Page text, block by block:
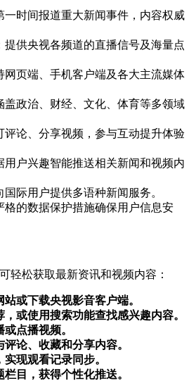
一时间报道重大新闻事件，内容权威
提供央视各频道的直播信号及海量点
网页端、手机客户端及各大主流媒体
盖政治、财经、文化、体育等多领域
评论、分享视频，参与互动提升体验
用户兴趣智能推送相关新闻和视频内
国际用户提供多语种新闻服务。
格的数据保护措施确保用户信息安
轻松获取最新资讯和视频内容：
或下载央视影音客户端。
或使用搜索功能查找感兴趣内容。
点播视频。
论、收藏和分享内容。
现观看记录同步。
目，获得个性化推送。